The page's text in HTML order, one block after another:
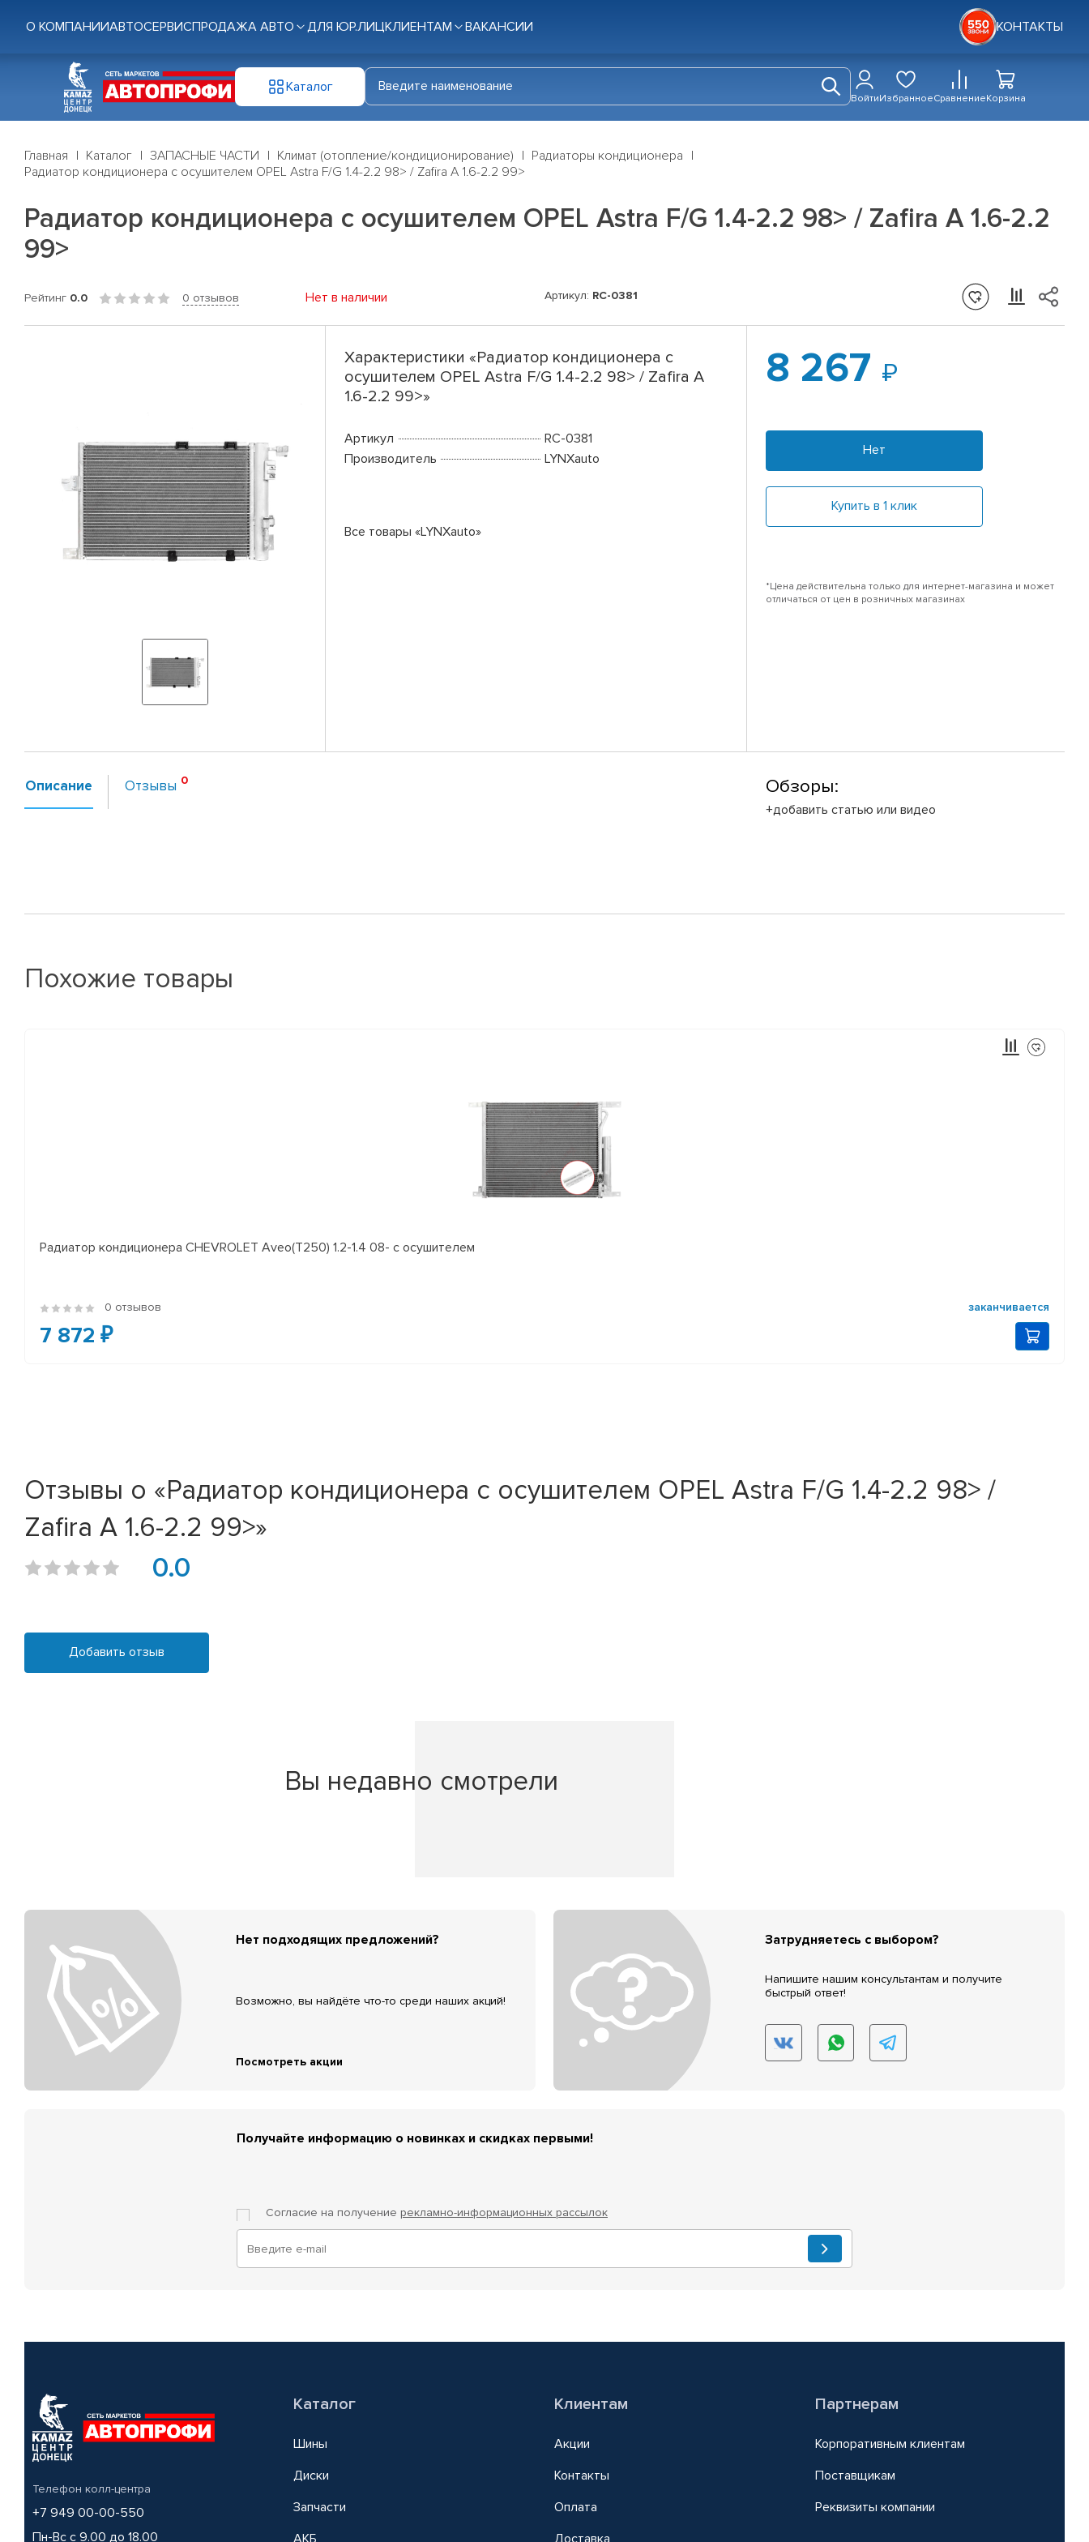
О КОМПАНИИАВТОСЕРВИСПРОДАЖА АВТО ДЛЯ ЮР.ЛИЦКЛИЕНТАМ ВАКАНСИИ КОНТАКТЫ
Каталог
ВойтиИзбранноеСравнениеКорзина
Главная Каталог ЗАПАСНЫЕ ЧАСТИ Климат (отопление/кондиционирование)
Радиаторы кондиционера
Радиатор кондиционера с осушителем OPEL Astra F/G 1.4-2.2 98> / Zafira A 1.6-2.2 99>
Радиатор кондиционера с осушителем OPEL Astra F/G 1.4-2.2 98> / Zafira A 1.6-2.2
99>
Рейтинг 0.0 0 отзывов Нет в наличии Артикул: RC-0381
Характеристики «Радиатор кондиционера с
осушителем OPEL Astra F/G 1.4-2.2 98> / Zafira A
1.6-2.2 99>»
Артикул
RC-0381
Производитель
LYNXauto
Все товары «LYNXauto»
8 267
Нет
Купить в 1 клик
*Цена действительна только для интернет-магазина и может
отличаться от цен в розничных магазинах
Описание Отзывы Обзоры:
+добавить статью или видео
Похожие товары
Радиатор кондиционера CHEVROLET Aveo(T250) 1.2-1.4 08- с осушителем
0 отзывов заканчивается
7 872 ₽
Отзывы о «Радиатор кондиционера с осушителем OPEL Astra F/G 1.4-2.2 98> /
Zafira A 1.6-2.2 99>»
0.0
Добавить отзыв
Вы недавно смотрели
Нет подходящих предложений?
Возможно, вы найдёте что-то среди наших акций!
Посмотреть акции
Затрудняетесь с выбором?
Напишите нашим консультантам и получите
быстрый ответ!
Получайте информацию о новинках и скидках первыми!
Согласие на получение рекламно-информационных рассылок
Телефон колл-центра
+7 949 00-00-550
Пн-Вс с 9.00 до 18.00
Каталог
Шины
Диски
Запчасти
АКБ
Клиентам
Акции
Контакты
Оплата
Доставка
Партнерам
Корпоративным клиентам
Поставщикам
Реквизиты компании